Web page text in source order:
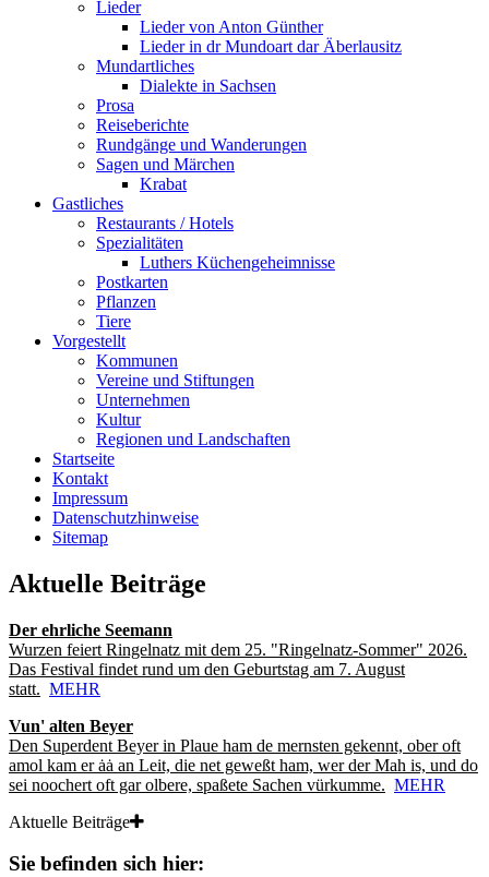
Lieder
Lieder von Anton Günther
Lieder in dr Mundoart dar Äberlausitz
Mundartliches
Dialekte in Sachsen
Prosa
Reiseberichte
Rundgänge und Wanderungen
Sagen und Märchen
Krabat
Gastliches
Restaurants / Hotels
Spezialitäten
Luthers Küchengeheimnisse
Postkarten
Pflanzen
Tiere
Vorgestellt
Kommunen
Vereine und Stiftungen
Unternehmen
Kultur
Regionen und Landschaften
Startseite
Kontakt
Impressum
Datenschutzhinweise
Sitemap
Aktuelle Beiträge
Der ehrliche Seemann
Wurzen feiert Ringelnatz mit dem 25. "Ringelnatz-Sommer" 2026.
Das Festival findet rund um den Geburtstag am 7. August
statt. MEHR
Vun' alten Beyer
Den Superdent Beyer in Plaue ham de mernsten gekennt, ober oft
amol kam er ȧȧ an Leit, die net geweßt ham, wer der Mah is, und do
sei noochert oft gar olbere, spaßete Sachen vürkumme. MEHR
Aktuelle Beiträge
Sie befinden sich hier: